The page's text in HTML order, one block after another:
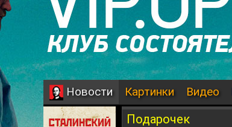
Новости Картинки Видео
Подарочек